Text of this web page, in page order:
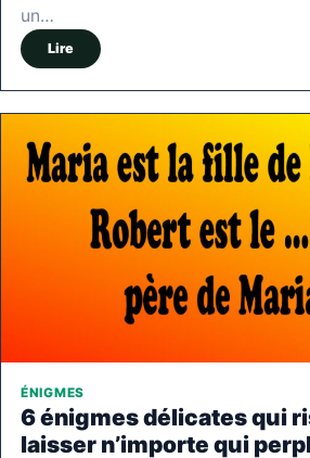
un…
Lire
ÉNIGMES
6 énigmes délicates qui
laisser n’importe qui